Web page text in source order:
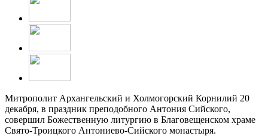
Митрополит Архангельский и Холмогорский Корнилий 20
декабря, в праздник преподобного Антония Сийского,
совершил Божественную литургию в Благовещенском храме
Свято-Троицкого Антониево-Сийского монастыря.